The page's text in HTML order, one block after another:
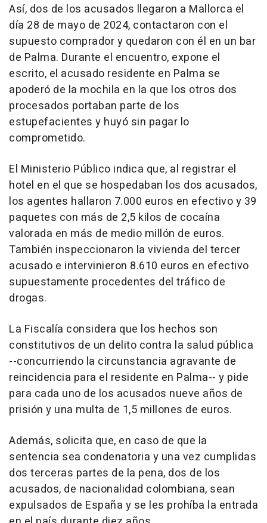
Así, dos de los acusados llegaron a Mallorca el
día 28 de mayo de 2024, contactaron con el
supuesto comprador y quedaron con él en un bar
de Palma. Durante el encuentro, expone el
escrito, el acusado residente en Palma se
apoderó de la mochila en la que los otros dos
procesados portaban parte de los
estupefacientes y huyó sin pagar lo
comprometido.
El Ministerio Público indica que, al registrar el
hotel en el que se hospedaban los dos acusados,
los agentes hallaron 7.000 euros en efectivo y 39
paquetes con más de 2,5 kilos de cocaína
valorada en más de medio millón de euros.
También inspeccionaron la vivienda del tercer
acusado e intervinieron 8.610 euros en efectivo
supuestamente procedentes del tráfico de
drogas.
La Fiscalía considera que los hechos son
constitutivos de un delito contra la salud pública
--concurriendo la circunstancia agravante de
reincidencia para el residente en Palma-- y pide
para cada uno de los acusados nueve años de
prisión y una multa de 1,5 millones de euros.
Además, solicita que, en caso de que la
sentencia sea condenatoria y una vez cumplidas
dos terceras partes de la pena, dos de los
acusados, de nacionalidad colombiana, sean
expulsados de España y se les prohíba la entrada